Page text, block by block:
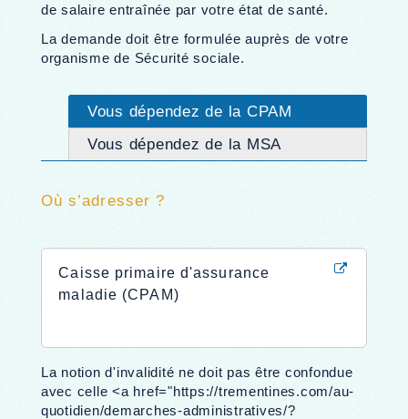
de salaire entraînée par votre état de santé.
La demande doit être formulée auprès de votre
organisme de Sécurité sociale.
Vous dépendez de la CPAM
Vous dépendez de la MSA
Où s’adresser ?
Caisse primaire d'assurance
maladie (CPAM)
La notion d'invalidité ne doit pas être confondue
avec celle <a href="https://trementines.com/au-
quotidien/demarches-administratives/?